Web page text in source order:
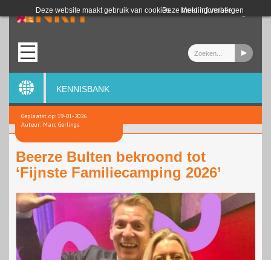
Deze website maakt gebruik van cookies. Meer informatie
Deze melding verbergen
Login
KENNISBANK
Geplaatst op: 19-01-2026
Auteur: Marc Gerlings
Beerze Bulten bekroond tot
‘Fijnste Familiecamping 2026’